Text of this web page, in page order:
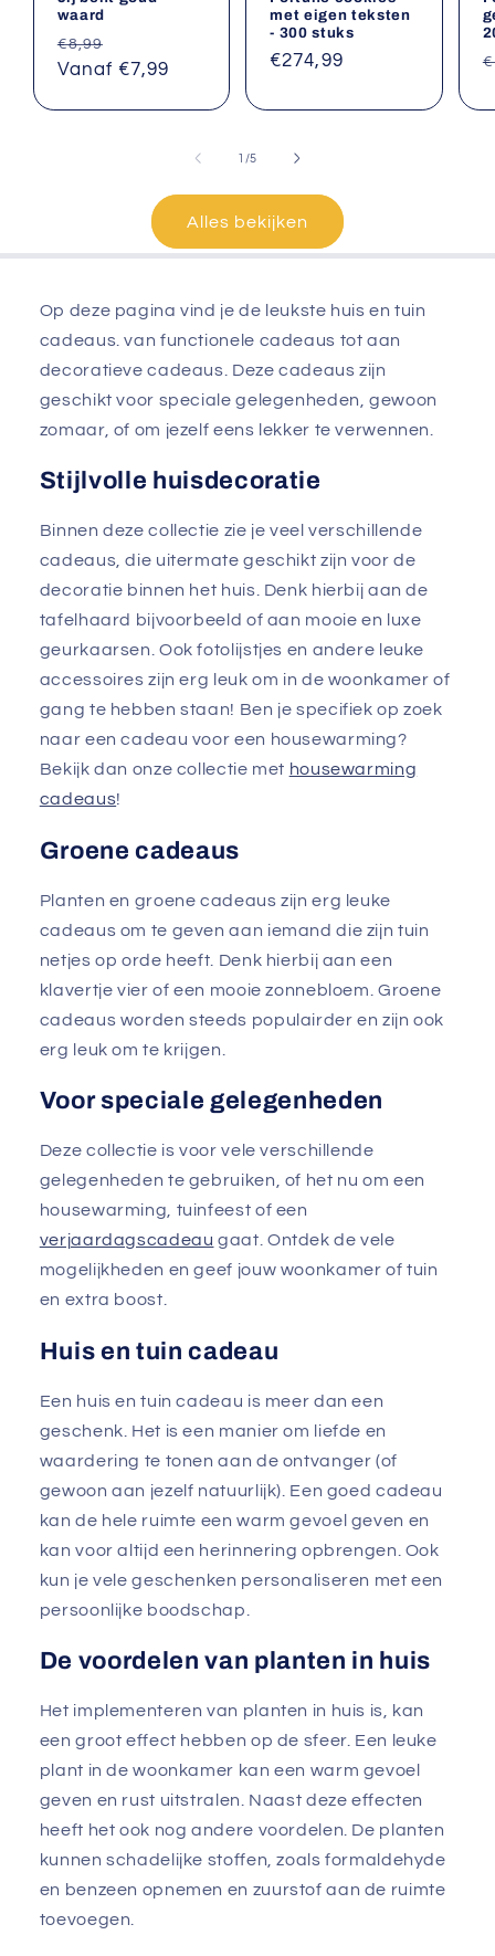
waard
Normale
prijs
€8,99
Vanaf €7,99
met eigen teksten
- 300 stuks
Normale
€274,99
1 /van
5
Alles bekijken
Op deze pagina vind je de leukste huis en tuin
cadeaus. van functionele cadeaus tot aan
decoratieve cadeaus. Deze cadeaus zijn
geschikt voor speciale gelegenheden, gewoon
zomaar, of om jezelf eens lekker te verwennen.
Stijlvolle huisdecoratie
Binnen deze collectie zie je veel verschillende
cadeaus, die uitermate geschikt zijn voor de
decoratie binnen het huis. Denk hierbij aan de
tafelhaard bijvoorbeeld of aan mooie en luxe
geurkaarsen. Ook fotolijstjes en andere leuke
accessoires zijn erg leuk om in de woonkamer of
gang te hebben staan! Ben je specifiek op zoek
naar een cadeau voor een housewarming?
Bekijk dan onze collectie met housewarming
cadeaus!
Groene cadeaus
Planten en groene cadeaus zijn erg leuke
cadeaus om te geven aan iemand die zijn tuin
netjes op orde heeft. Denk hierbij aan een
klavertje vier of een mooie zonnebloem. Groene
cadeaus worden steeds populairder en zijn ook
erg leuk om te krijgen.
Voor speciale gelegenheden
Deze collectie is voor vele verschillende
gelegenheden te gebruiken, of het nu om een
housewarming, tuinfeest of een
verjaardagscadeau gaat. Ontdek de vele
mogelijkheden en geef jouw woonkamer of tuin
en extra boost.
Huis en tuin cadeau
Een huis en tuin cadeau is meer dan een
geschenk. Het is een manier om liefde en
waardering te tonen aan de ontvanger (of
gewoon aan jezelf natuurlijk). Een goed cadeau
kan de hele ruimte een warm gevoel geven en
kan voor altijd een herinnering opbrengen. Ook
kun je vele geschenken personaliseren met een
persoonlijke boodschap.
De voordelen van planten in huis
Het implementeren van planten in huis is, kan
een groot effect hebben op de sfeer. Een leuke
plant in de woonkamer kan een warm gevoel
geven en rust uitstralen. Naast deze effecten
heeft het ook nog andere voordelen. De planten
kunnen schadelijke stoffen, zoals formaldehyde
en benzeen opnemen en zuurstof aan de ruimte
toevoegen.